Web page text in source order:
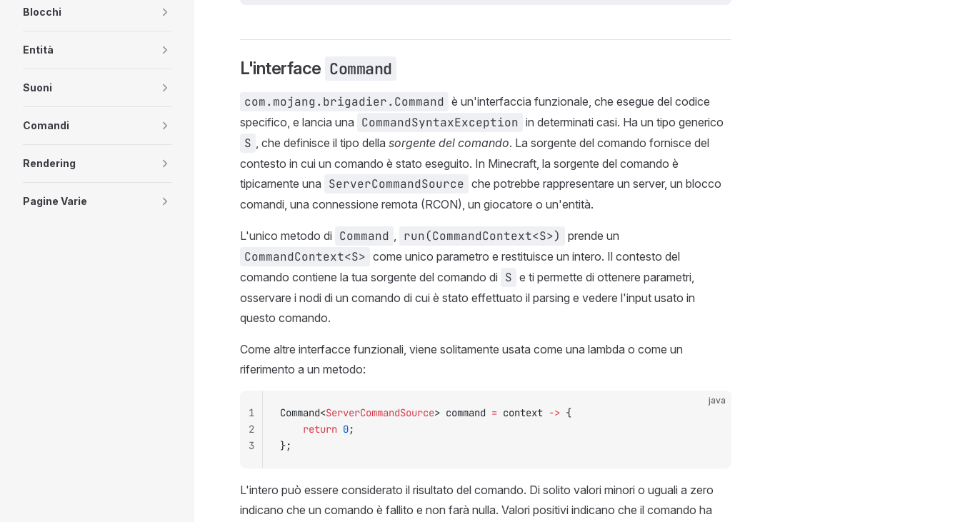
Blocchi
Entità
Suoni
Comandi
Rendering
Pagine Varie
L'interface Command
com.mojang.brigadier.Command è un'interfaccia funzionale, che esegue del codice
specifico, e lancia una CommandSyntaxException in determinati casi. Ha un tipo generico
S , che definisce il tipo della sorgente del comando. La sorgente del comando fornisce del
contesto in cui un comando è stato eseguito. In Minecraft, la sorgente del comando è
tipicamente una ServerCommandSource che potrebbe rappresentare un server, un blocco
comandi, una connessione remota (RCON), un giocatore o un'entità.
L'unico metodo di Command , run(CommandContext<S>) prende un
CommandContext<S> come unico parametro e restituisce un intero. Il contesto del
comando contiene la tua sorgente del comando di S e ti permette di ottenere parametri,
osservare i nodi di un comando di cui è stato effettuato il parsing e vedere l'input usato in
questo comando.
Come altre interfacce funzionali, viene solitamente usata come una lambda o come un
riferimento a un metodo:
java
Command<ServerCommandSource> command = context -> {
    return
0;
};
1
2
3
L'intero può essere considerato il risultato del comando. Di solito valori minori o uguali a zero
indicano che un comando è fallito e non farà nulla. Valori positivi indicano che il comando ha